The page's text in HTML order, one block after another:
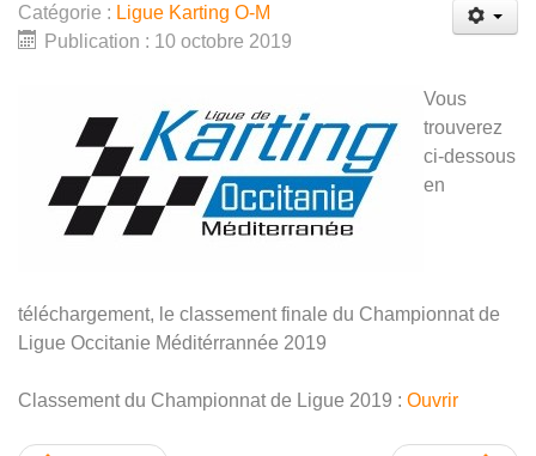
Catégorie : Ligue Karting O-M
Publication : 10 octobre 2019
Vous
trouverez
ci-dessous
en
téléchargement, le classement finale du Championnat de
Ligue Occitanie Méditérrannée 2019
Classement du Championnat de Ligue 2019 : Ouvrir